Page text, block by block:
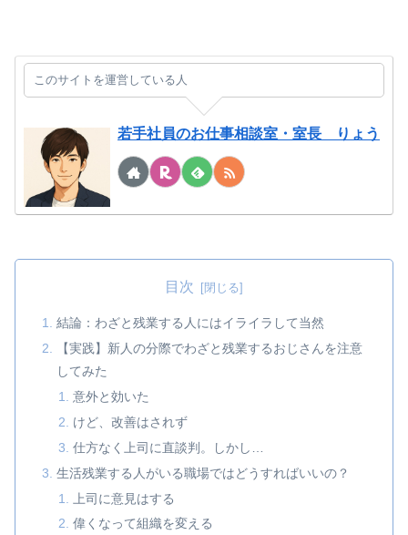
このサイトを運営している人
若手社員のお仕事相談室・室長 りょう
目次
結論：わざと残業する人にはイライラして当然
【実践】新人の分際でわざと残業するおじさんを注意
してみた
意外と効いた
けど、改善はされず
仕方なく上司に直談判。しかし…
生活残業する人がいる職場ではどうすればいいの？
上司に意見はする
偉くなって組織を変える